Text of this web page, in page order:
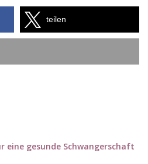
teilen
eine gesunde Schwangerschaft